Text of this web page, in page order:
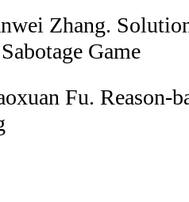
Zhang.
Game
Fu. Reason-